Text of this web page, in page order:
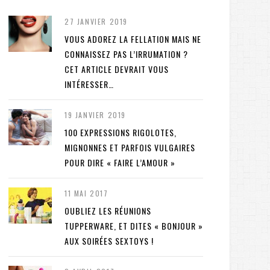
27 JANVIER 2019
VOUS ADOREZ LA FELLATION MAIS NE
CONNAISSEZ PAS L’IRRUMATION ?
CET ARTICLE DEVRAIT VOUS
INTÉRESSER…
19 JANVIER 2019
100 EXPRESSIONS RIGOLOTES,
MIGNONNES ET PARFOIS VULGAIRES
POUR DIRE « FAIRE L’AMOUR »
11 MAI 2017
OUBLIEZ LES RÉUNIONS
TUPPERWARE, ET DITES « BONJOUR »
AUX SOIRÉES SEXTOYS !